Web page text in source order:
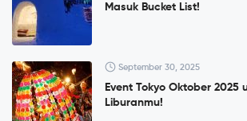
Masuk Bucket List!
September 30, 2025
Event Tokyo Oktober 2025
Liburanmu!